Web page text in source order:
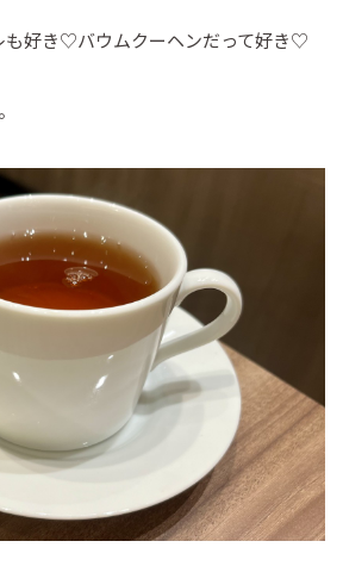
好き♡バウムクーヘンだって好き♡